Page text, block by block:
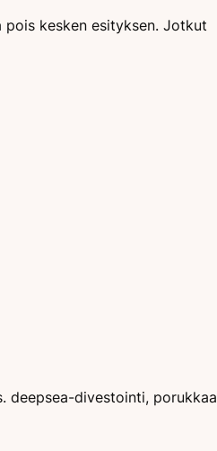
kesken esityksen. Jotkut
deepsea-divestointi, porukkaa